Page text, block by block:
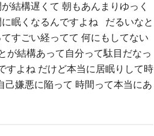
結構遅くて 朝もあんまりゆっく
眠くなるんですよね だるいなと
すごい経ってて 何にもしてない
が結構あって自分って駄目だなっ
よね だけど本当に居眠りして時
嫌悪に陥って 時間って本当にあ